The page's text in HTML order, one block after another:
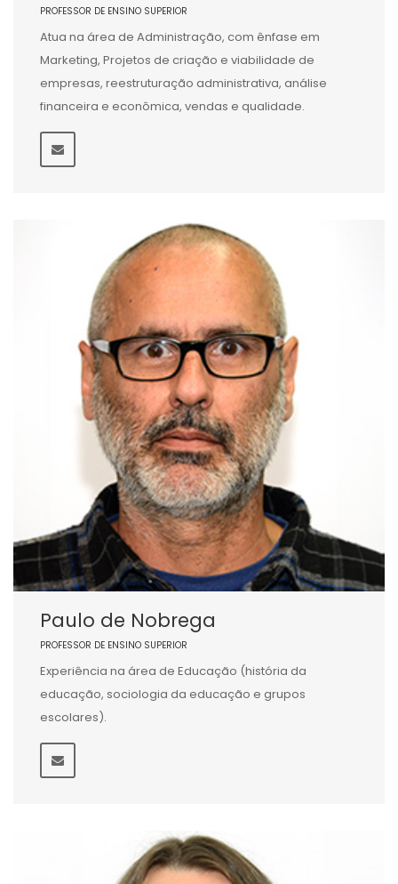
PROFESSOR DE ENSINO SUPERIOR
Atua na área de Administração, com ênfase em
Marketing, Projetos de criação e viabilidade de
empresas, reestruturação administrativa, análise
financeira e econômica, vendas e qualidade.
Paulo de Nobrega
PROFESSOR DE ENSINO SUPERIOR
Experiência na área de Educação (história da
educação, sociologia da educação e grupos
escolares).